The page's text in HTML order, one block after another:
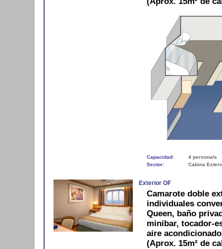
Capacidad:
4 persona/s
Sector:
Cabina
Exterior OF
Camarote doble
individuales
Queen, baño
minibar, tocador-
aire
(Aprox. 15m² de